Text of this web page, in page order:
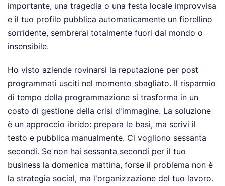
importante, una tragedia o una festa locale improvvisa
e il tuo profilo pubblica automaticamente un fiorellino
sorridente, sembrerai totalmente fuori dal mondo o
insensibile.
Ho visto aziende rovinarsi la reputazione per post
programmati usciti nel momento sbagliato. Il risparmio
di tempo della programmazione si trasforma in un
costo di gestione della crisi d'immagine. La soluzione
è un approccio ibrido: prepara le basi, ma scrivi il
testo e pubblica manualmente. Ci vogliono sessanta
secondi. Se non hai sessanta secondi per il tuo
business la domenica mattina, forse il problema non è
la strategia social, ma l'organizzazione del tuo lavoro.